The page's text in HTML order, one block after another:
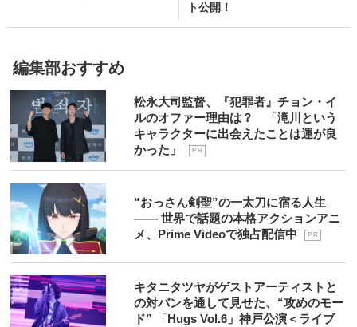
ト公開！
編集部おすすめ
松永大司監督、『犯罪者』チョン・イ
ルのオファー理由は？ 「滝川という
キャラクターに出会えたことは運が良
かった」
P R
“おっさん剣聖”の一太刀に宿る人生
―― 世界で話題の本格アクションアニ
メ、Prime Videoで独占配信中
P R
キタニタツヤがゲストアーティストと
の対バンを通して見せた、“攻めのモー
ド” 「Hugs Vol.6」神戸公演＜ライブ